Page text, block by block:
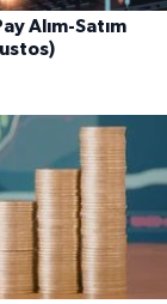
Alım-Satım